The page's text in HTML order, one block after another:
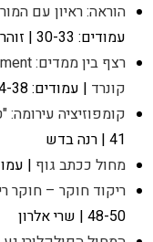
הוראה: ראיון עם
עמודים: 30-33 | זוהר בורשטין
קונרד | עמודים: 34-38 | בתיה שכטר
קומפוזיציה עירומה:
41 | רנה בדש
מחול ככתב גוף | עמודים: 44-47 |
ריקוד חוקר – חוקר
48-50 | שרי אלרון